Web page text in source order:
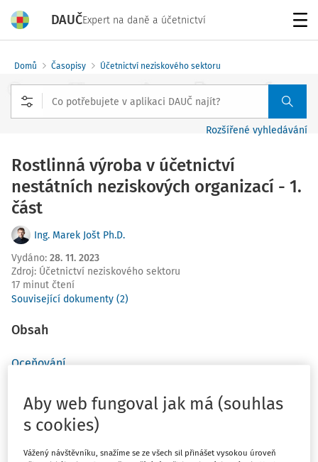
DAUČExpert na daně a účetnictví
Domů Časopisy Účetnictví neziskového sektoru
Rozšířené vyhledávání
Rostlinná výroba v účetnictví
nestátních neziskových organizací - 1.
část
Ing. Marek Jošt Ph.D.
Vydáno: 28. 11. 2023
Zdroj: Účetnictví neziskového sektoru
17 minut čtení
Související dokumenty (2)
Obsah
Oceňování
Pěstitelské celky trvalých porostů
Aby web fungoval jak má (souhlas
s cookies)
Vážený návštěvníku, snažíme se ze všech sil přinášet vysokou úroveň